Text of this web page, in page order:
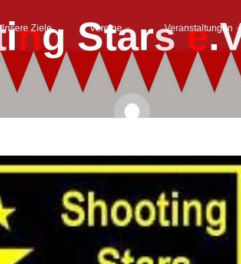
Ziele Vereine Veranstaltungen
ing Stars e.